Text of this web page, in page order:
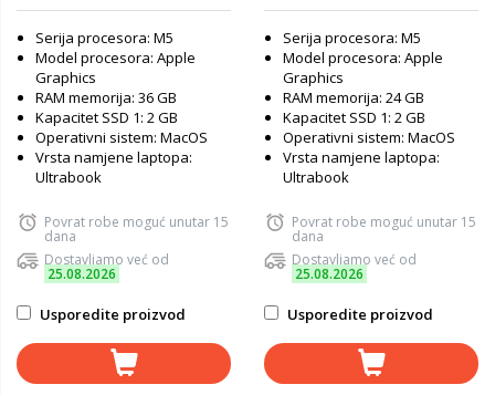
Serija procesora: M5
Model procesora: Apple
Graphics
RAM memorija: 36 GB
Kapacitet SSD 1: 2 GB
Operativni sistem: MacOS
Vrsta namjene laptopa:
Ultrabook
Povrat robe moguć unutar 15
dana
Dostavljamo već od
25.08.2026
Usporedite proizvod
Serija procesora: M5
Model procesora: Apple
Graphics
RAM memorija: 24 GB
Kapacitet SSD 1: 2 GB
Operativni sistem: MacOS
Vrsta namjene laptopa:
Ultrabook
Povrat robe moguć unutar 15
dana
Dostavljamo već od
25.08.2026
Usporedite proizvod